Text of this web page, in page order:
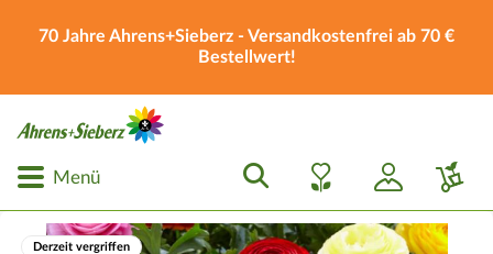
70 Jahre Ahrens+Sieberz - Versandkostenfrei ab 70 €
Bestellwert!
Menü
Derzeit vergriffen